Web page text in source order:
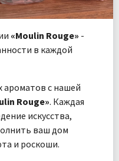
«Moulin Rouge» -
в каждой
ароматов с нашей
Rouge». Каждая
искусства,
ваш дом
и роскоши.